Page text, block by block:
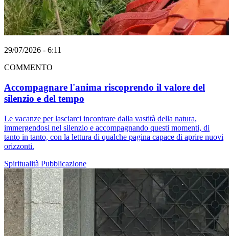
29/07/2026 - 6:11
COMMENTO
Accompagnare l'anima riscoprendo il valore del
silenzio e del tempo
Le vacanze per lasciarci incontrare dalla vastità della natura,
immergendosi nel silenzio e accompagnando questi momenti, di
tanto in tanto, con la lettura di qualche pagina capace di aprire nuovi
orizzonti.
Spiritualità Pubblicazione